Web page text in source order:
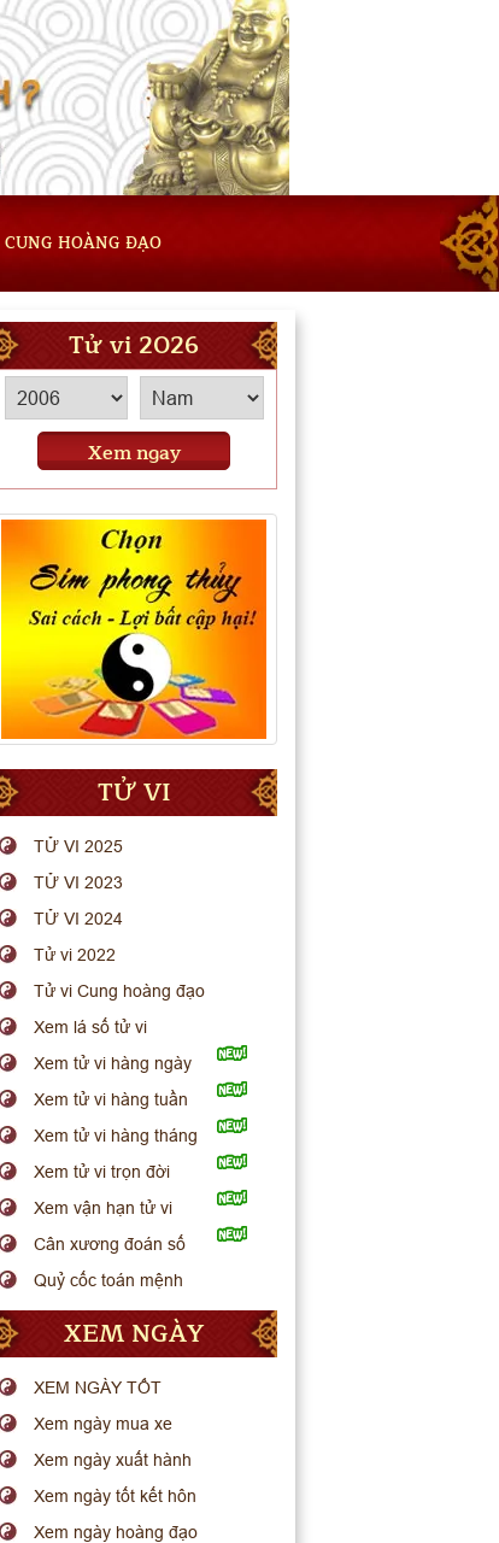
CUNG HOÀNG ĐẠO
Tử vi 2026
Xem ngay
TỬ VI
TỬ VI 2025
TỬ VI 2023
TỬ VI 2024
Tử vi 2022
Tử vi Cung hoàng đạo
Xem lá số tử vi
Xem tử vi hàng ngày
Xem tử vi hàng tuần
Xem tử vi hàng tháng
Xem tử vi trọn đời
Xem vận hạn tử vi
Cân xương đoán số
Quỷ cốc toán mệnh
XEM NGÀY
XEM NGÀY TỐT
Xem ngày mua xe
Xem ngày xuất hành
Xem ngày tốt kết hôn
Xem ngày hoàng đạo